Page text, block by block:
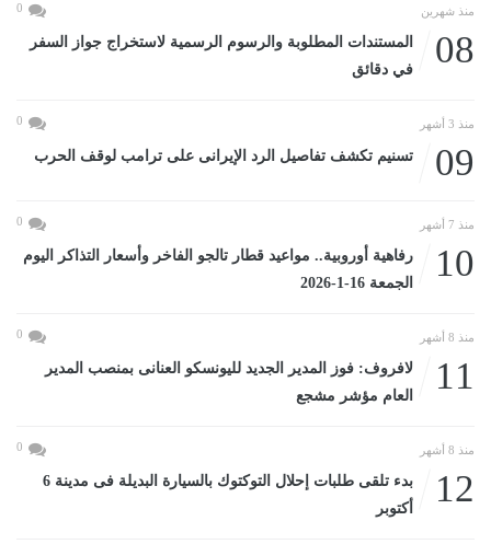
منذ شهرين 0
08
المستندات المطلوبة والرسوم الرسمية لاستخراج جواز السفر
في دقائق
منذ 3 أشهر 0
09 تسنيم تكشف تفاصيل الرد الإيرانى على ترامب لوقف الحرب
منذ 7 أشهر 0
10
رفاهية أوروبية.. مواعيد قطار تالجو الفاخر وأسعار التذاكر اليوم
الجمعة 16-1-2026
منذ 8 أشهر 0
11
لافروف: فوز المدير الجديد لليونسكو العنانى بمنصب المدير
العام مؤشر مشجع
منذ 8 أشهر 0
12
بدء تلقى طلبات إحلال التوكتوك بالسيارة البديلة فى مدينة 6
أكتوبر